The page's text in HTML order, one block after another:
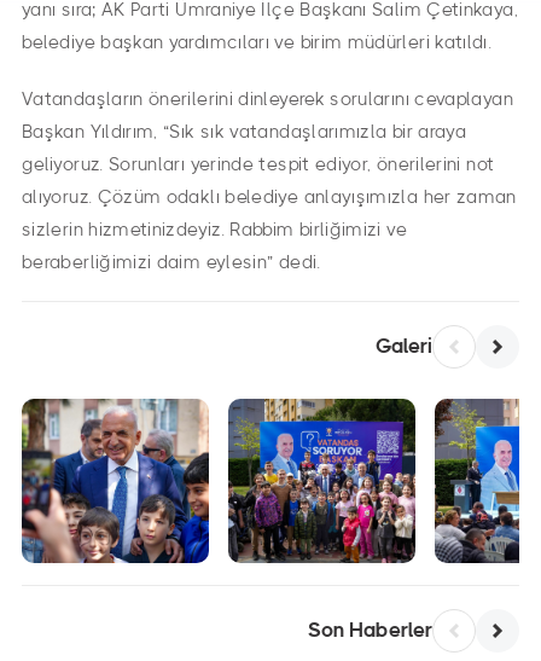
yanı sıra; AK Parti Ümraniye İlçe Başkanı Salim Çetinkaya,
belediye başkan yardımcıları ve birim müdürleri katıldı.
Vatandaşların önerilerini dinleyerek sorularını cevaplayan
Başkan Yıldırım, “Sık sık vatandaşlarımızla bir araya
geliyoruz. Sorunları yerinde tespit ediyor, önerilerini not
alıyoruz. Çözüm odaklı belediye anlayışımızla her zaman
sizlerin hizmetinizdeyiz. Rabbim birliğimizi ve
beraberliğimizi daim eylesin” dedi.
Galeri
Son Haberler